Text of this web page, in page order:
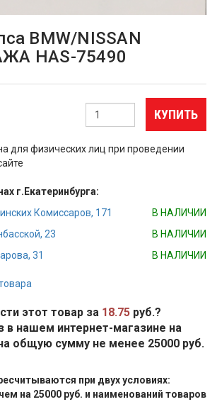
BMW/NISSAN
HAS-75490
КУПИТЬ
для физических лиц при проведении
г.Екатеринбурга:
Комиссаров, 171
В НАЛИЧИИ
23
В НАЛИЧИИ
31
В НАЛИЧИИ
этот товар за 18.75 руб.?
в нашем интернет-магазине на
общую сумму не менее 25000 руб.
при двух условиях:
на 25000 руб. и наименований товаров